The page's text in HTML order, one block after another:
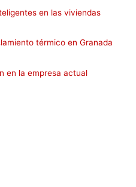
en las viviendas
térmico en Granada
en la empresa actual